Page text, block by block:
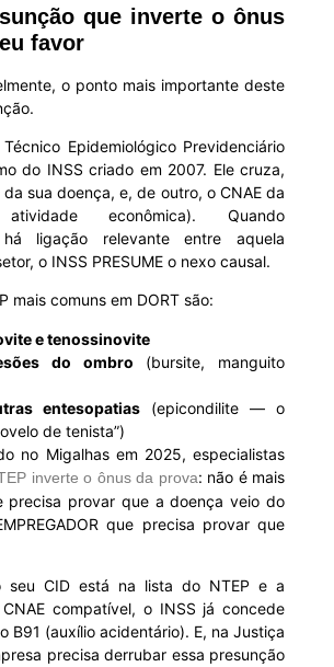
que inverte o ônus
favor
o ponto mais importante deste
Epidemiológico Previdenciário
do INSS criado em 2007. Ele cruza,
sua doença, e, de outro, o CNAE da
econômica). Quando
há ligação relevante entre aquela
o INSS PRESUME o nexo causal.
mais comuns em DORT são:
e tenossinovite
do ombro (bursite, manguito
entesopatias (epicondilite — o
de tenista”)
no Migalhas em 2025, especialistas
inverte o ônus da prova: não é mais
precisa provar que a doença veio do
que precisa provar que
seu CID está na lista do NTEP e a
compatível, o INSS já concede
B91 (auxílio acidentário). E, na Justiça
precisa derrubar essa presunção